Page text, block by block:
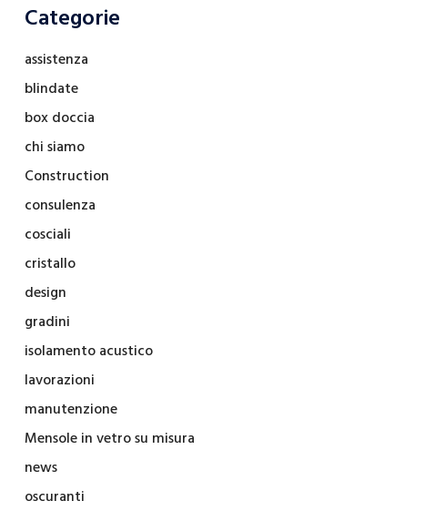
Categorie
assistenza
blindate
box doccia
chi siamo
Construction
consulenza
cosciali
cristallo
design
gradini
isolamento acustico
lavorazioni
manutenzione
Mensole in vetro su misura
news
oscuranti